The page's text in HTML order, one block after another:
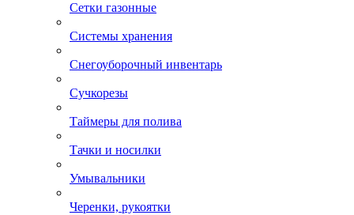
Сетки газонные
Системы хранения
Снегоуборочный инвентарь
Сучкорезы
Таймеры для полива
Тачки и носилки
Умывальники
Черенки, рукоятки